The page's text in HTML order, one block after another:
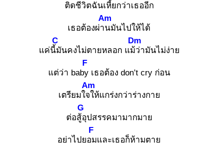
ติดชีวิตฉันเหี้ยกว่าเธออีก
เธอต้องผ่าน
Am
มันไปให้ได้
แค่นี้มั
C
นคงไม่ตายหลอก แม้ว่
Dm
ามันไม่ง่าย
แต่ว่า baby
F
เธอต้อง don’t cry ก่อน
เตรียมใจใ
Am
ห้แกร่งกว่าร่างกาย
ต่อสู้อุ
G
ปสรรคมามากมาย
อย่าไปยอม
F
และเธอก็ห้ามตาย